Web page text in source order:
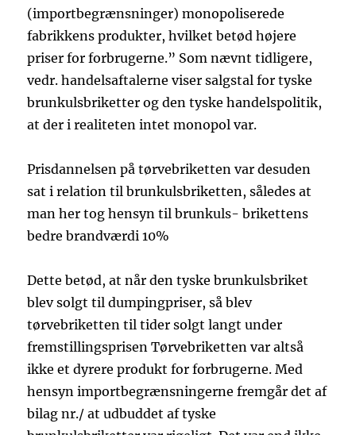
(importbegrænsninger) monopoliserede
fabrikkens produkter, hvilket betød højere
priser for forbrugerne.” Som nævnt tidligere,
vedr. handelsaftalerne viser salgstal for tyske
brunkulsbriketter og den tyske handelspolitik,
at der i realiteten intet monopol var.
Prisdannelsen på tørvebriketten var desuden
sat i relation til brunkulsbriketten, således at
man her tog hensyn til brunkuls- brikettens
bedre brandværdi 10%
Dette betød, at når den tyske brunkulsbriket
blev solgt til dumpingpriser, så blev
tørvebriketten til tider solgt langt under
fremstillingsprisen Tørvebriketten var altså
ikke et dyrere produkt for forbrugerne. Med
hensyn importbegrænsningerne fremgår det af
bilag nr./ at udbuddet af tyske